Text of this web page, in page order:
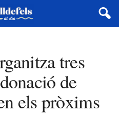
tres
de
els pròxims